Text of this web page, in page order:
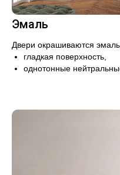
Эмаль
Двери окрашиваются
гладкая поверхность,
однотонные